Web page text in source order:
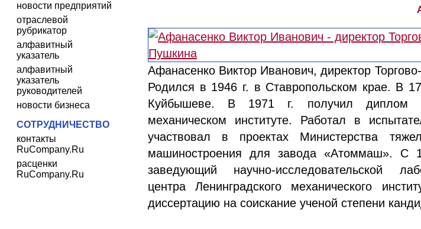
новости предприятий
отраслевой
рубрикатор
алфавитный
указатель
алфавитный
указатель
руководителей
новости бизнеса
СОТРУДНИЧЕСТВО
контакты
RuCompany.Ru
расценки
RuCompany.Ru
Афанасенко Виктор Иванович, директор
Родился в 1946 г. в Ставропольском крае. В
Куйбышеве. В 1971 г. получил диплом
механическом институте. Работал в
участвовал в проектах Министерства
машиностроения для завода «Атоммаш». С
заведующий научно-исследовательской
центра Ленинградского механического
диссертацию на соискание ученой степени